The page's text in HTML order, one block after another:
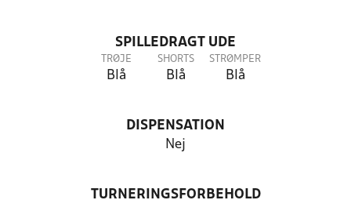
SPILLEDRAGT UDE
TRØJE
Blå
SHORTS
Blå
STRØMPER
Blå
DISPENSATION
Nej
TURNERINGSFORBEHOLD